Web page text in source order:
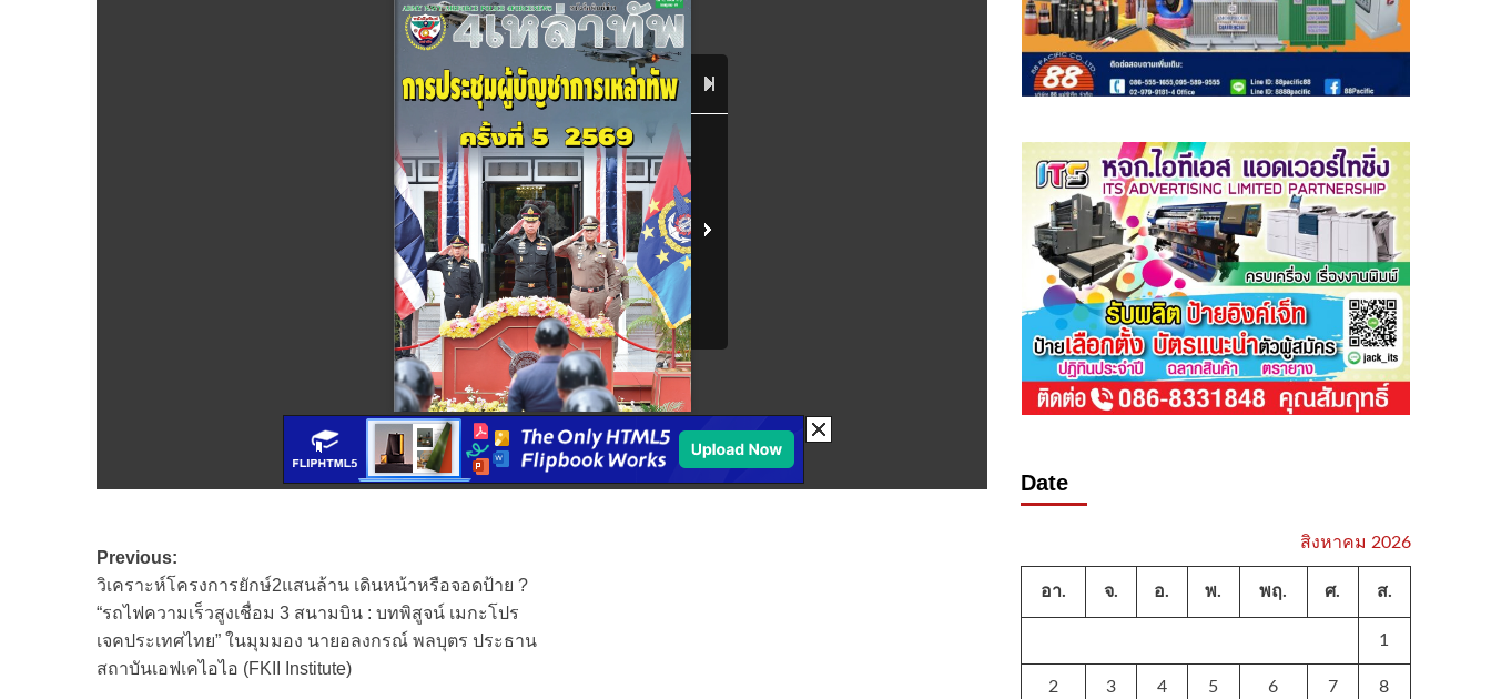
Post
navigation
Previous:
วิเคราะห์โครงการยักษ์2แสนล้าน เดินหน้าหรือจอดป้าย ?
“รถไฟความเร็วสูงเชื่อม 3 สนามบิน : บทพิสูจน์ เมกะโปร
เจคประเทศไทย” ในมุมมอง นายอลงกรณ์ พลบุตร ประธาน
สถาบันเอฟเคไอไอ (FKII Institute)
Date
สิงหาคม 2026
อา. จ. อ. พ. พฤ. ศ. ส.
1
2 3 4 5 6 7 8